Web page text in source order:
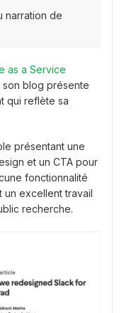
narration de
as a Service
blog présente
qui reflète sa
présentant une
et un CTA pour
fonctionnalité
un excellent travail
recherche.